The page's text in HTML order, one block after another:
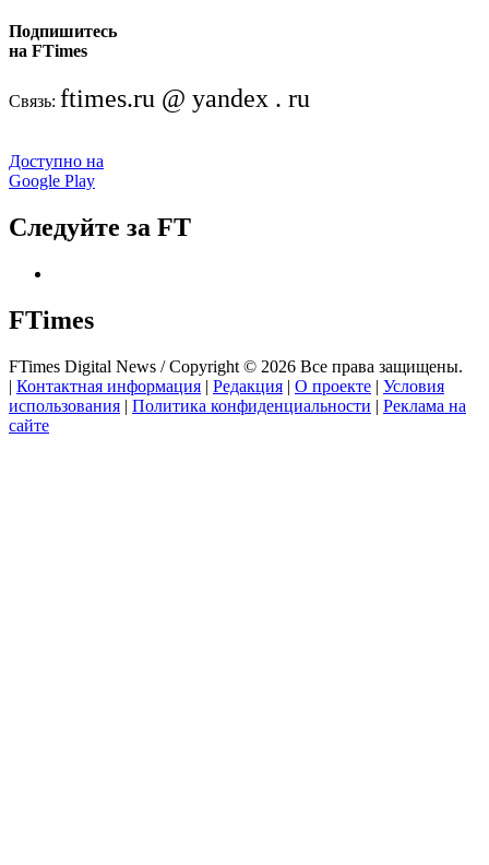
Подпишитесь
на FTimes
Связь: ftimes.ru @ yandex . ru
Доступно на
Google Play
Следуйте за FT
FTimes
FTimes Digital News / Copyright © 2026 Все права защищены.
| Контактная информация | Редакция | О проекте | Условия
использования | Политика конфиденциальности | Реклама на
сайте